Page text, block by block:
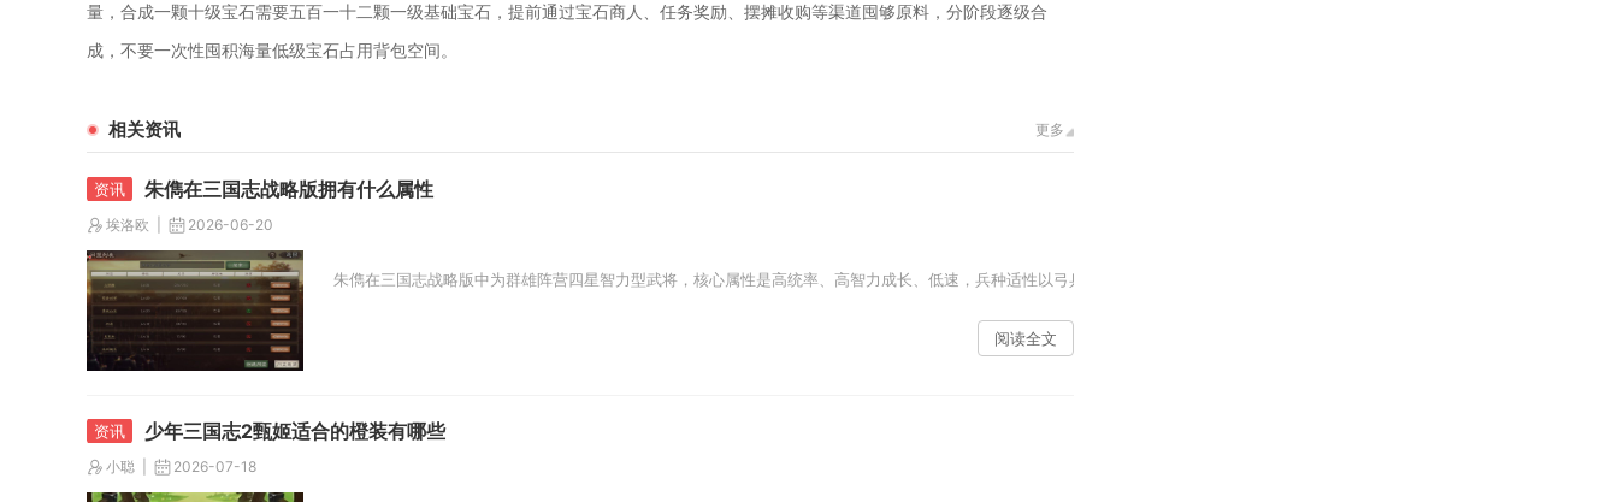
量，合成一颗十级宝石需要五百一十二颗一级基础宝石，提前通过宝石商人、任务奖励、摆摊收购等渠道囤够原料，分阶段逐级合
成，不要一次性囤积海量低级宝石占用背包空间。
相关资讯 更多
朱儁在三国志战略版拥有什么属性
埃洛欧 2026-06-20
朱儁在三国志战略版中为群雄阵营四星智力型武将，核心属性是高统率、高智力成长、低速，兵种适性以弓兵S为主，自带指挥战法可稳定施加无视防御的叛逃伤害，是平民玩家性价比
阅读全文
少年三国志2甄姬适合的橙装有哪些
小聪 2026-07-18